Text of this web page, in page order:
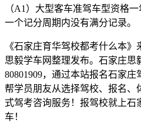
（A1）大型客车准驾车型资格
一个记分周期内没有满分记录。
《石家庄育华驾校都考什么本》
思毅学车网整理发布。石家庄思
80801909，通过本站报名石家
帮学员朋友从选择驾校、报名、
式驾考咨询服务！报驾校就上石
车！